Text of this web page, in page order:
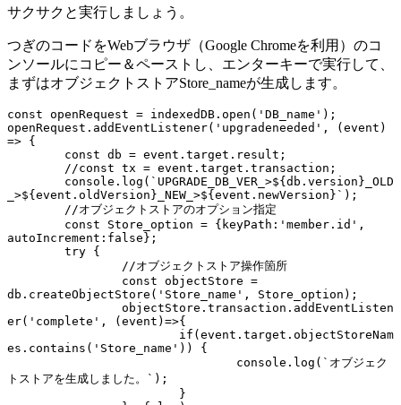
サクサクと実行しましょう。
つぎのコードをWebブラウザ（Google Chromeを利用）のコ
ンソールにコピー＆ペーストし、エンターキーで実行して、
まずはオブジェクトストアStore_nameが生成します。
const openRequest = indexedDB.open('DB_name');
openRequest.addEventListener('upgradeneeded', (event)
=> {
_>${event.oldVersion}_NEW_>${event.newVersion}`);
autoIncrement:false};
db.createObjectStore('Store_name', Store_option);
er('complete', (event)=>{
es.contains('Store_name')) {
トストアを生成しました。`);